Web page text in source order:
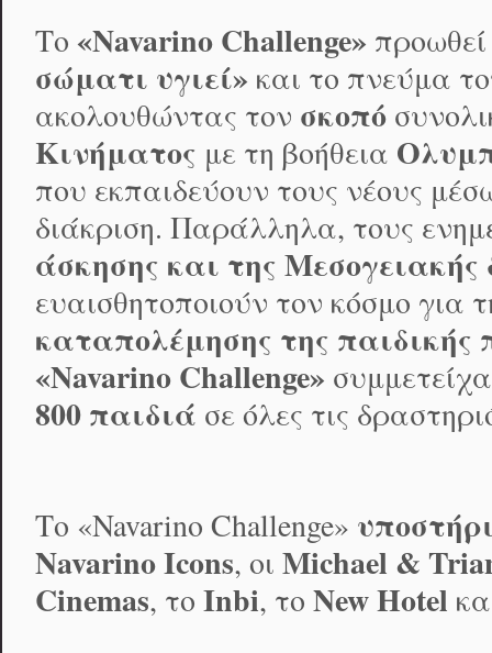
Το «Navarino Challenge»
σώματι υγιεί» και το πνεύμα
ακολουθώντας τον σκοπό
Κινήματος με τη βοήθεια
που εκπαιδεύουν τους νέους
διάκριση. Παράλληλα, τους
άσκησης και της Μεσογειακής
ευαισθητοποιούν τον κόσμο για
καταπολέμησης της παιδικής
«NavarinoChallenge»
800 παιδιά σε όλες τις
Το «Navarino Challenge»
NavarinoIcons, οι Michael &
Cinemas, το Inbi, το NewHotel